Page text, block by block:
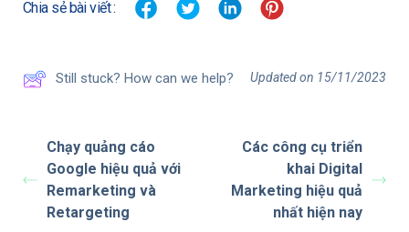
Chia sẻ bài viết :
Still stuck? How can we help? Updated on 15/11/2023
Chạy quảng cáo
Google hiệu quả với
Remarketing và
Retargeting
Các công cụ triển
khai Digital
Marketing hiệu quả
nhất hiện nay